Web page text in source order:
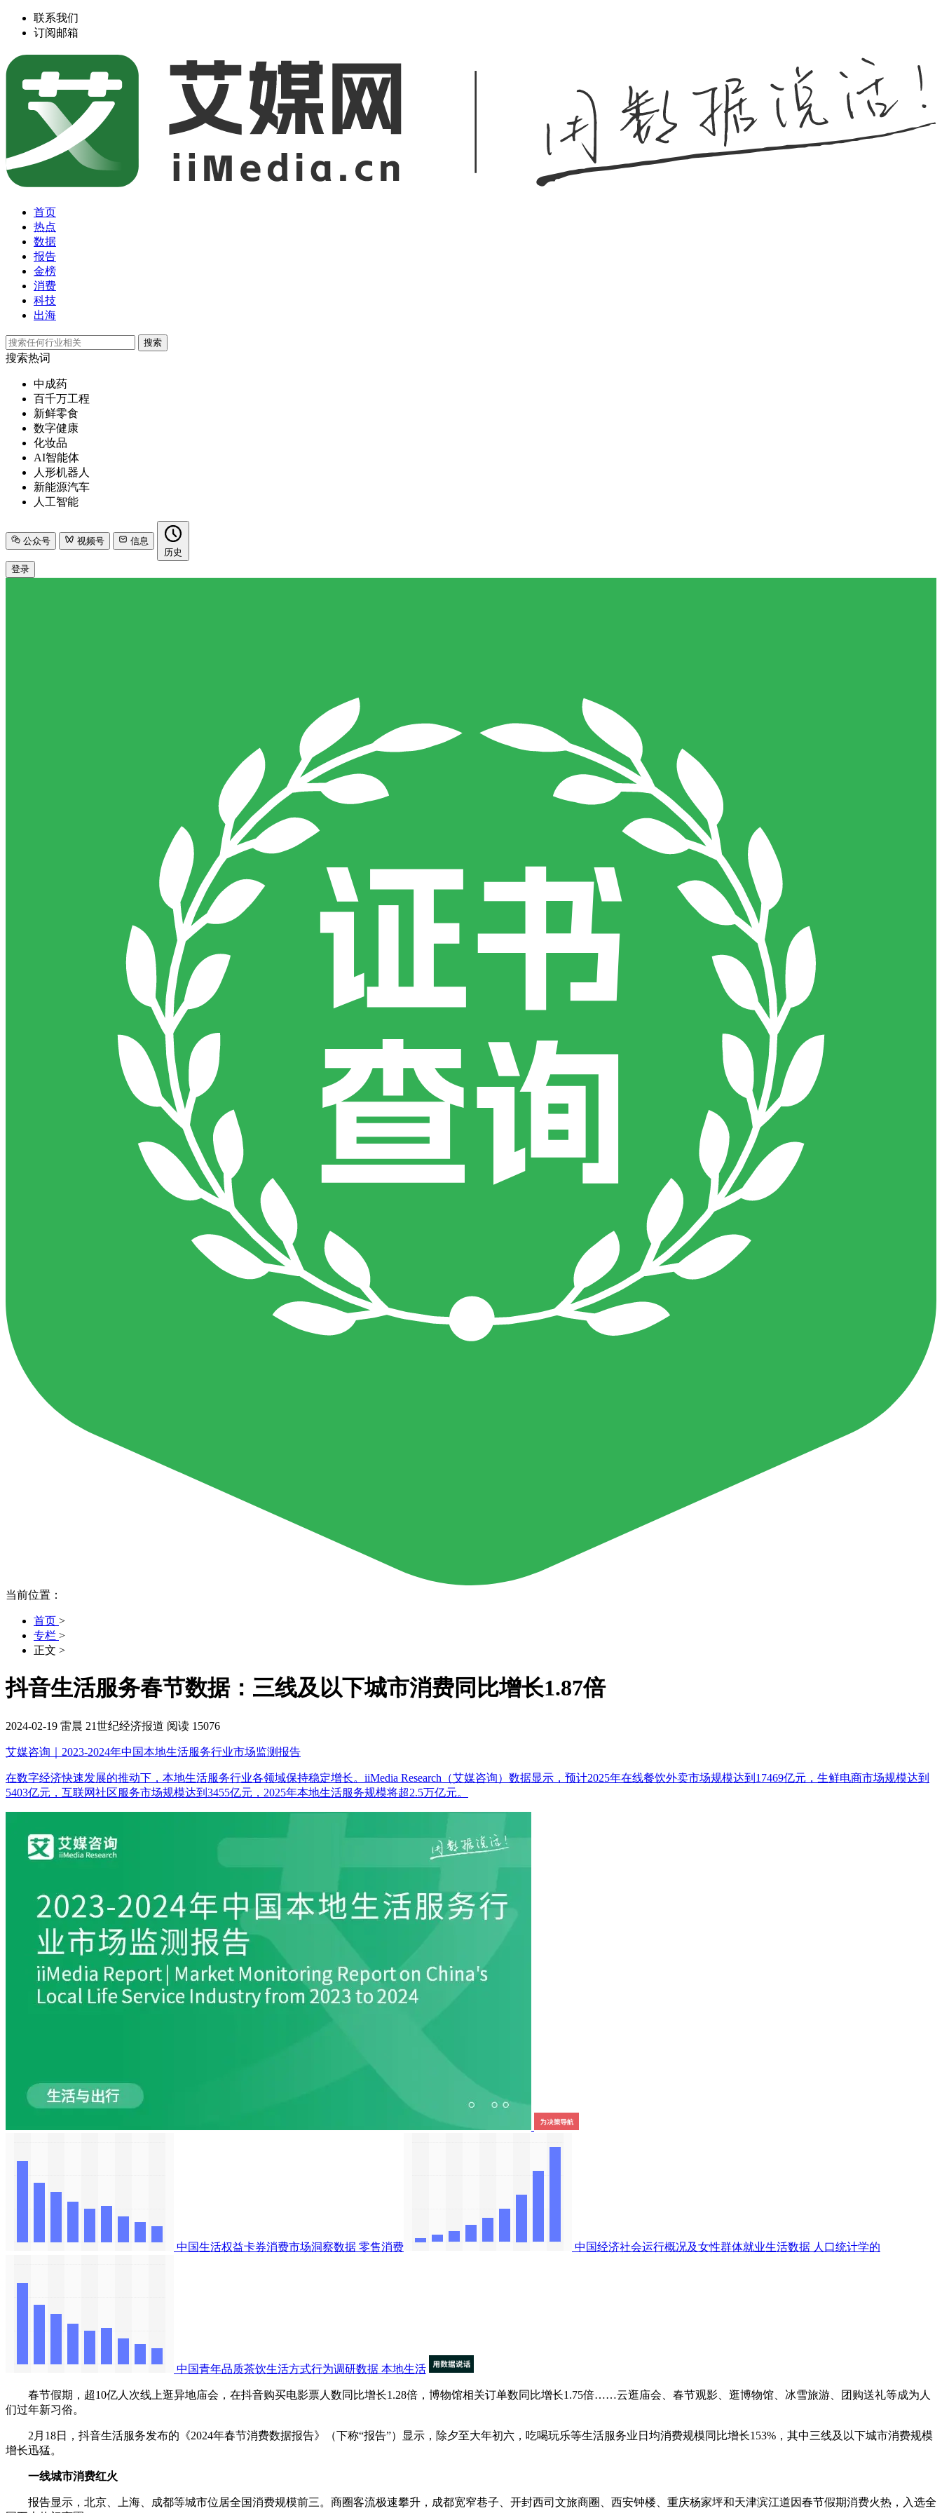
联系我们
订阅邮箱
首页
热点
数据
报告
金榜
消费
科技
出海
搜索
搜索热词
中成药
百千万工程
新鲜零食
数字健康
化妆品
AI智能体
人形机器人
新能源汽车
人工智能
公众号 视频号
信息
历史
登录
当前位置：
首页 >
专栏 >
正文 >
抖音生活服务春节数据：三线及以下城市消费同比增长1.87倍
2024-02-19 雷晨 21世纪经济报道 阅读 15076
艾媒咨询｜2023-2024年中国本地生活服务行业市场监测报告
在数字经济快速发展的推动下，本地生活服务行业各领域保持稳定增长。iiMedia Research（艾媒咨询）数据显示，预计2025年在线餐饮外卖市场规模达到17469亿元，生鲜电商市场规模达到
5403亿元，互联网社区服务市场规模达到3455亿元，2025年本地生活服务规模将超2.5万亿元。
中国生活权益卡券消费市场洞察数据 零售消费 中国经济社会运行概况及女性群体就业生活数据 人口统计学的
中国青年品质茶饮生活方式行为调研数据 本地生活
春节假期，超10亿人次线上逛异地庙会，在抖音购买电影票人数同比增长1.28倍，博物馆相关订单数同比增长1.75倍……云逛庙会、春节观影、逛博物馆、冰雪旅游、团购送礼等成为人
们过年新习俗。
2月18日，抖音生活服务发布的《2024年春节消费数据报告》（下称“报告”）显示，除夕至大年初六，吃喝玩乐等生活服务业日均消费规模同比增长153%，其中三线及以下城市消费规模
增长迅猛。
一线城市消费红火
报告显示，北京、上海、成都等城市位居全国消费规模前三。商圈客流极速攀升，成都宽窄巷子、开封西司文旅商圈、西安钟楼、重庆杨家坪和天津滨江道因春节假期消费火热，入选全